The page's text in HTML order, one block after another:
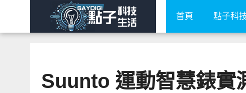
首頁 點子科
Suunto 運動智慧錶實